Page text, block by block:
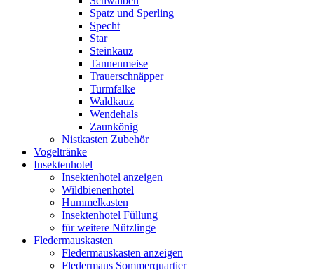
Spatz und Sperling
Specht
Star
Steinkauz
Tannenmeise
Trauerschnäpper
Turmfalke
Waldkauz
Wendehals
Zaunkönig
Nistkasten Zubehör
Vogeltränke
Insektenhotel
Insektenhotel anzeigen
Wildbienenhotel
Hummelkasten
Insektenhotel Füllung
für weitere Nützlinge
Fledermauskasten
Fledermauskasten anzeigen
Fledermaus Sommerquartier